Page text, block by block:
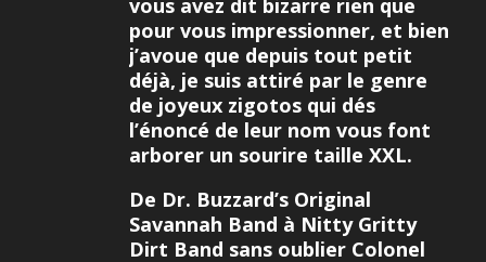
vous avez dit bizarre rien que
pour vous impressionner, et bien
j’avoue que depuis tout petit
déjà, je suis attiré par le genre
de joyeux zigotos qui dés
l’énoncé de leur nom vous font
arborer un sourire taille XXL.
De Dr. Buzzard’s Original
Savannah Band à Nitty Gritty
Dirt Band sans oublier Colonel